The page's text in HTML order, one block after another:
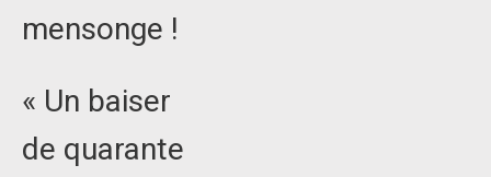
mensonge !
« Un baiser
de quarante